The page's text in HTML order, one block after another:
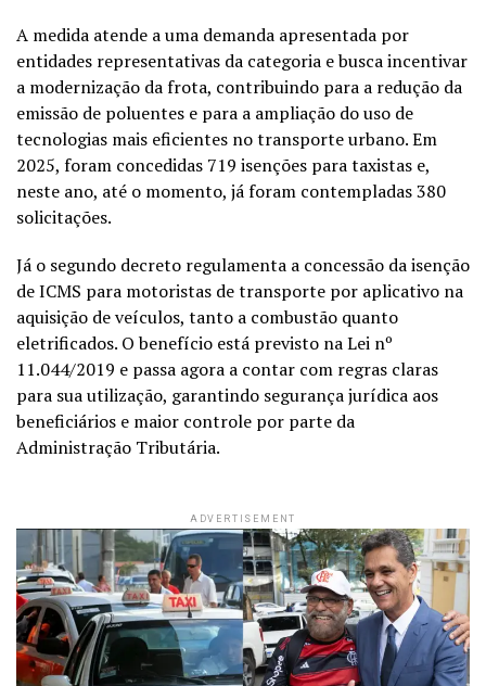
A medida atende a uma demanda apresentada por
entidades representativas da categoria e busca incentivar
a modernização da frota, contribuindo para a redução da
emissão de poluentes e para a ampliação do uso de
tecnologias mais eficientes no transporte urbano. Em
2025, foram concedidas 719 isenções para taxistas e,
neste ano, até o momento, já foram contempladas 380
solicitações.
Já o segundo decreto regulamenta a concessão da isenção
de ICMS para motoristas de transporte por aplicativo na
aquisição de veículos, tanto a combustão quanto
eletrificados. O benefício está previsto na Lei nº
11.044/2019 e passa agora a contar com regras claras
para sua utilização, garantindo segurança jurídica aos
beneficiários e maior controle por parte da
Administração Tributária.
ADVERTISEMENT